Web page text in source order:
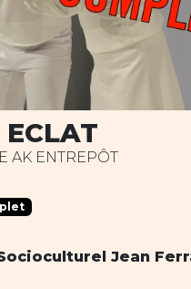
ECLAT
AK ENTREPÔT
Jean